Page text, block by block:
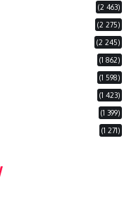
(2 463)
(2 275)
(2 245)
(1 862)
(1 598)
(1 423)
(1 399)
(1 271)